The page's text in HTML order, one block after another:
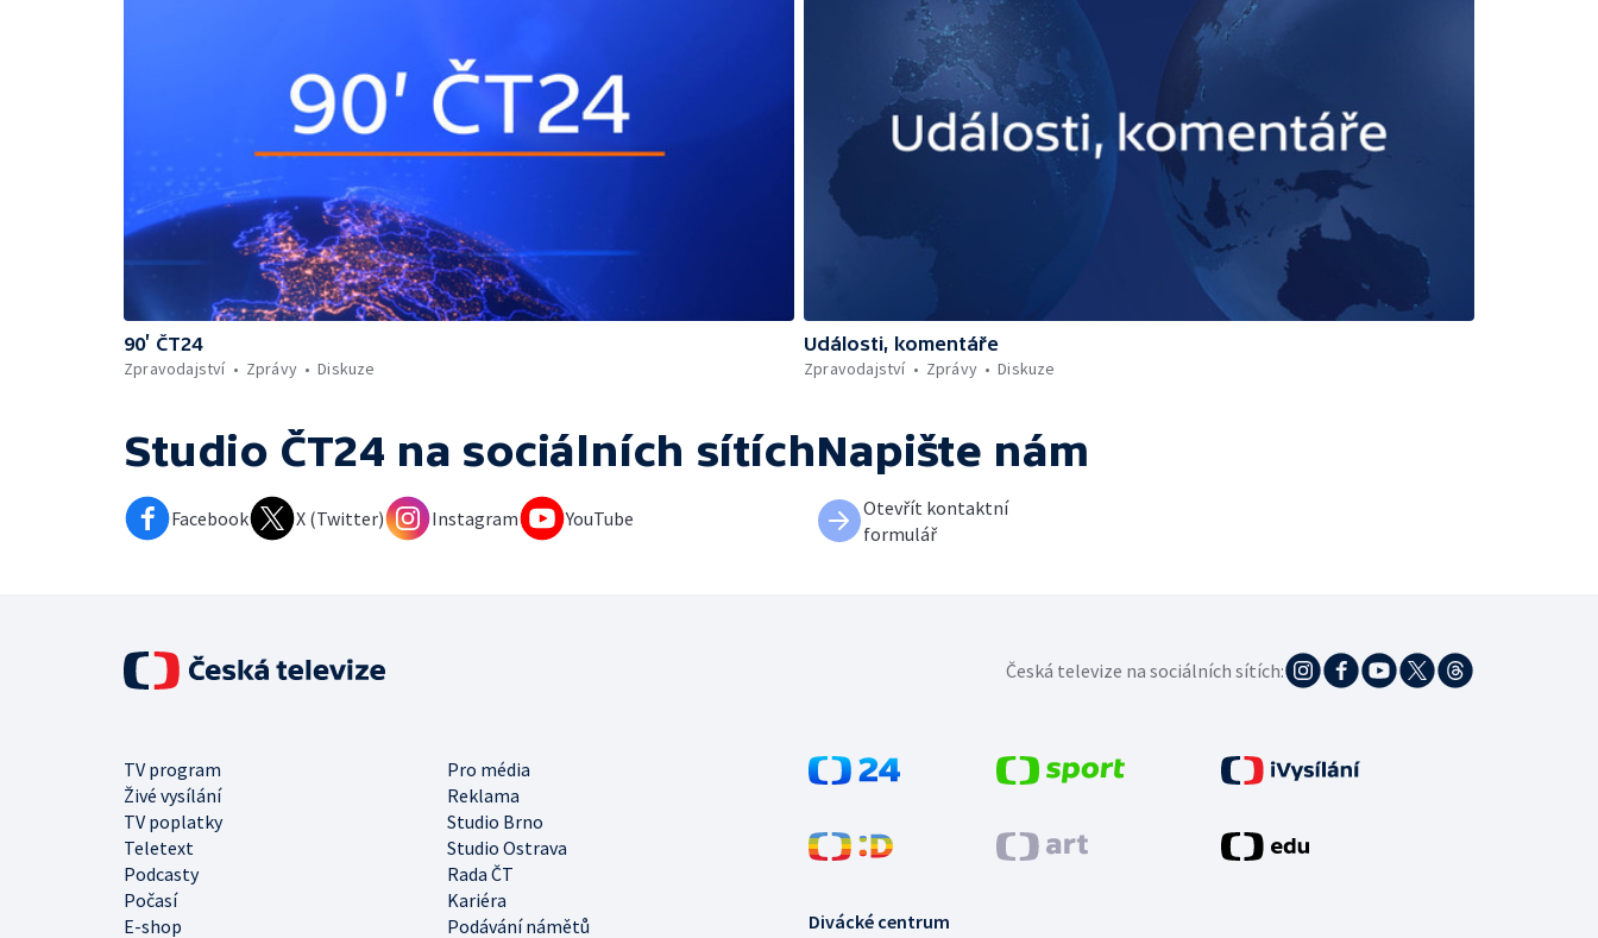
90’ ČT24
Zpravodajství
Zprávy Diskuze
Události, komentáře
Zpravodajství
Zprávy Diskuze
Studio ČT24 na sociálních sítích
Facebook X (Twitter) Instagram YouTube
Napište nám
Otevřít kontaktní
formulář
Divácké centrum
TV program
Pro média
Živé vysílání
Reklama
TV poplatky
Studio Brno
Teletext
Studio Ostrava
Podcasty
Rada ČT
Počasí
Kariéra
E-shop
Podávání námětů
Česká televize na sociálních sítích: